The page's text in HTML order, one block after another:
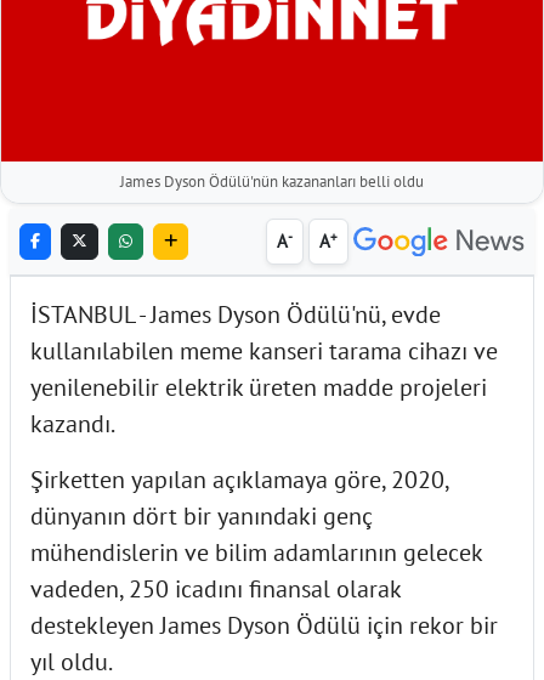
James Dyson Ödülü'nün kazananları belli oldu
A- A+
İSTANBUL - James Dyson Ödülü'nü, evde
kullanılabilen meme kanseri tarama cihazı ve
yenilenebilir elektrik üreten madde projeleri
kazandı.
Şirketten yapılan açıklamaya göre, 2020,
dünyanın dört bir yanındaki genç
mühendislerin ve bilim adamlarının gelecek
vadeden, 250 icadını finansal olarak
destekleyen James Dyson Ödülü için rekor bir
yıl oldu.